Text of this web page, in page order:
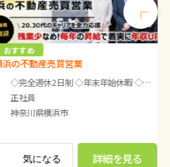
切り上げます。 やりたくない時はやらな
、 お客さまの都合に合わせて対応。 うまく
休暇 ◇介護休暇 ◇育児休暇 ※面接時詳細をお伝えします。
詳細を見る
週休2日制
Next